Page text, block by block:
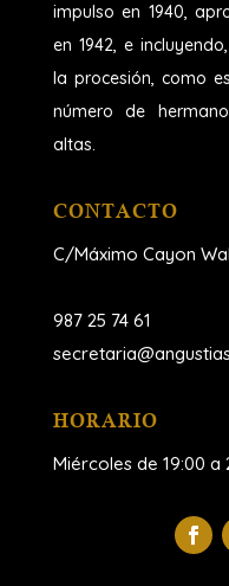
impulso en 1940,
en 1942, e
la procesión, como
número de
altas.
CONTACTO
C/Máximo Cayon
987 25 74 61
HORARIO
Miércoles de 19:00 a